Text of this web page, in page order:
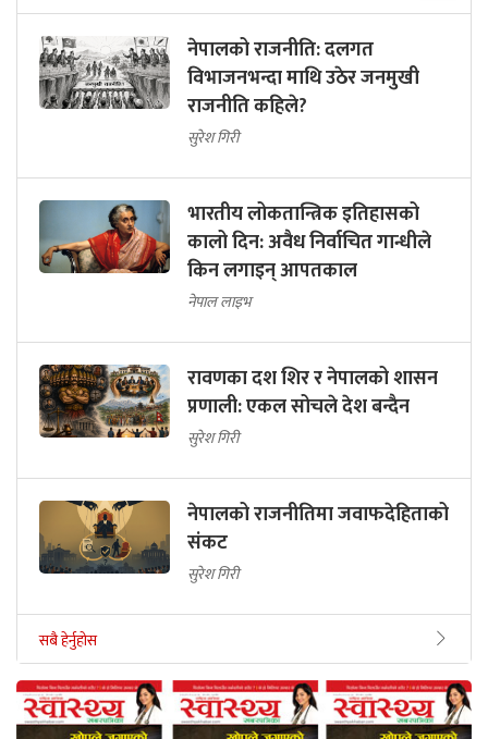
नेपालको राजनीति: दलगत
विभाजनभन्दा माथि उठेर जनमुखी
राजनीति कहिले?
सुरेश गिरी
भारतीय लोकतान्त्रिक इतिहासको
कालो दिन: अवैध निर्वाचित गान्धीले
किन लगाइन् आपतकाल
नेपाल लाइभ
रावणका दश शिर र नेपालको शासन
प्रणाली: एकल सोचले देश बन्दैन
सुरेश गिरी
नेपालको राजनीतिमा जवाफदेहिताको
संकट
सुरेश गिरी
सबै हेर्नुहोस